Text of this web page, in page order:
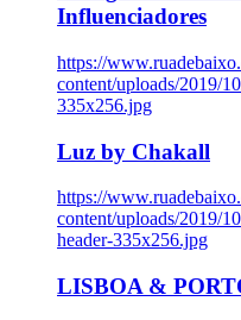
Influenciadores
https://
content/uploads/2019/
335x256.jpg
Luz by Chakall
https://
content/uploads/2019/
header-335x256.jpg
LISBOA &